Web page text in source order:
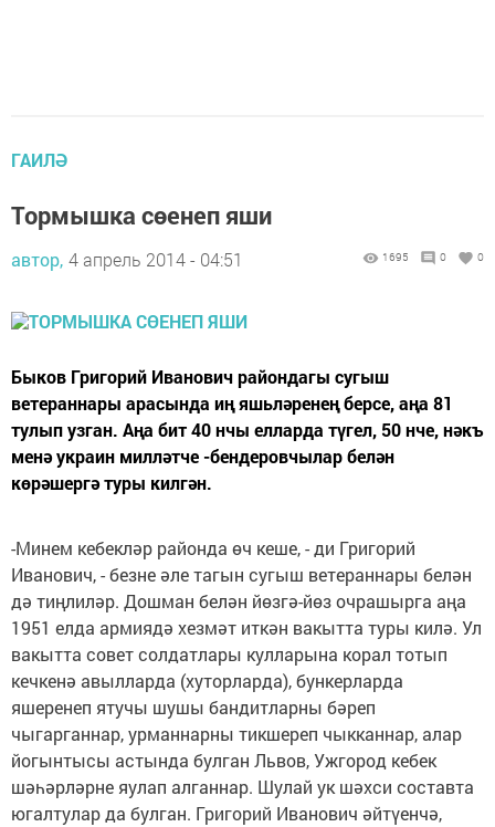
ГАИЛӘ
Тормышка сөенеп яши
автор, 4 апрель 2014 - 04:51 1695 0 0
Быков Григорий Иванович райондагы сугыш
ветераннары арасында иң яшьләренең берсе, аңа 81
тулып узган. Аңа бит 40 нчы елларда түгел, 50 нче, нәкъ
менә украин милләтче -бендеровчылар белән
көрәшергә туры килгән.
-Минем кебекләр районда өч кеше, - ди Григорий
Иванович, - безне әле тагын сугыш ветераннары белән
дә тиңлиләр. Дошман белән йөзгә-йөз очрашырга аңа
1951 елда армиядә хезмәт иткән вакытта туры килә. Ул
вакытта совет солдатлары кулларына корал тотып
кечкенә авылларда (хуторларда), бункерларда
яшеренеп ятучы шушы бандитларны бәреп
чыгарганнар, урманнарны тикшереп чыкканнар, алар
йогынтысы астында булган Львов, Ужгород кебек
шәһәрләрне яулап алганнар. Шулай ук шәхси составта
югалтулар да булган. Григорий Иванович әйтүенчә,